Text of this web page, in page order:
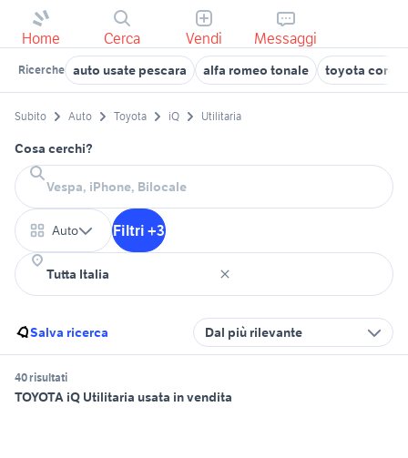
Home Cerca Vendi Messaggi
Ricerche auto usate pescara alfa romeo tonale toyota
Subito Auto Toyota iQ Utilitaria
Cosa cerchi?
Auto Filtri +3
Salva ricerca Dal più rilevante
40 risultati
TOYOTA iQ Utilitaria usata in vendita